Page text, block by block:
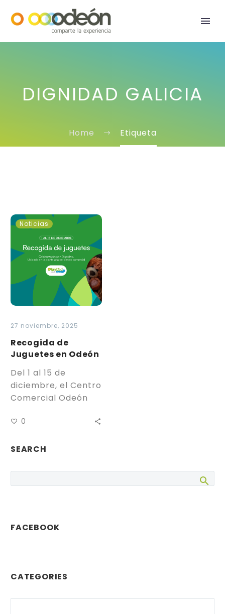
DIGNIDAD GALICIA
Home Etiqueta
Recogida
Juguetes
en
Odeón
Noticias
27 noviembre, 2025
Recogida de
Juguetes en Odeón
Del 1 al 15 de
diciembre, el Centro
Comercial Odeón
campaña solidaria
Juguetes,…
0
SEARCH
FACEBOOK
CATEGORIES